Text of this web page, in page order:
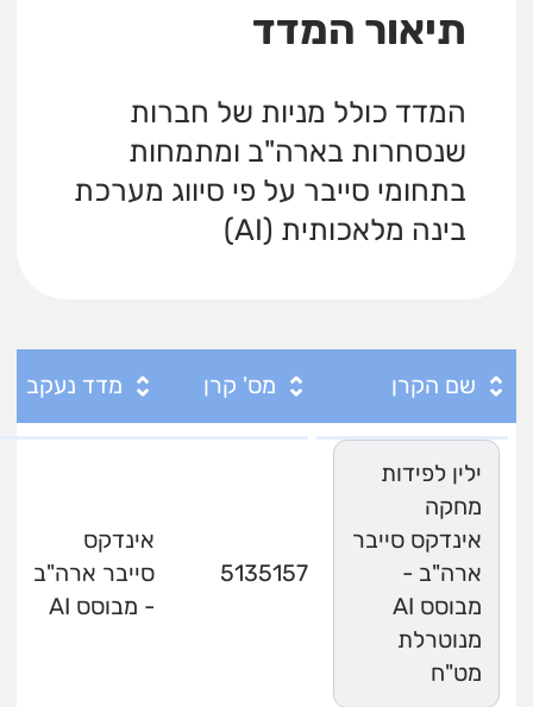
תיאור המדד
המדד כולל מניות של חברות
שנסחרות בארה"ב ומתמחות
בתחומי סייבר על פי סיווג מערכת
בינה מלאכותית (AI)
שם הקרן מס' קרן מדד נעקב
ילין לפידות
מחקה
אינדקס סייבר
ארה"ב -
מבוסס AI
מנוטרלת
מט"ח
5135157
אינדקס
סייבר ארה"ב
- מבוסס AI